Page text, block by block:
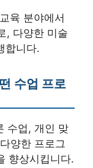
육 분야에서
, 다양한 미술
합니다.
수업 프로
수업, 개인 맞
양한 프로그
향상시킵니다.